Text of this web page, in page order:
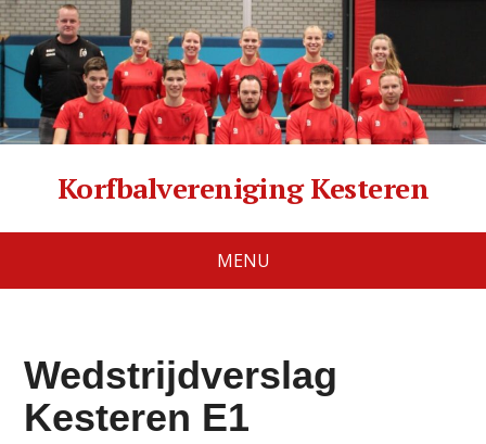
Korfbalvereniging Kesteren
MENU
Wedstrijdverslag
Kesteren E1